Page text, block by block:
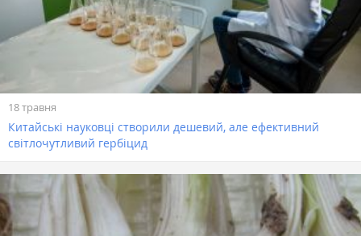
18 травня
Китайські науковці створили дешевий, але ефективний
світлочутливий гербіцид